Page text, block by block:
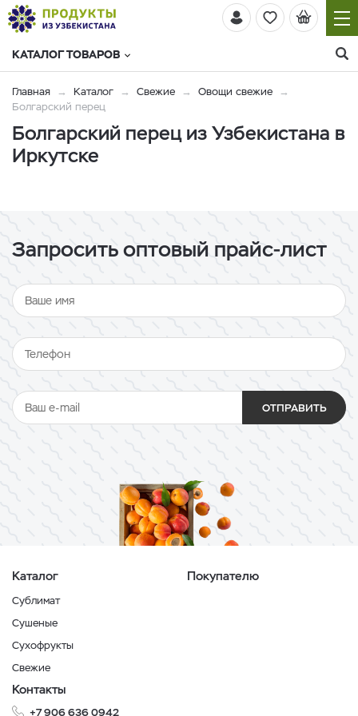
КАТАЛОГ ТОВАРОВ
Главная Каталог Свежие
Овощи свежие
Болгарский перец
Болгарский перец из Узбекистана в
Иркутске
Запросить оптовый прайс-лист
ОТПРАВИТЬ
Каталог
Сублимат
Сушеные
Сухофрукты
Свежие
Покупателю
Контакты
+7 906 636 0942